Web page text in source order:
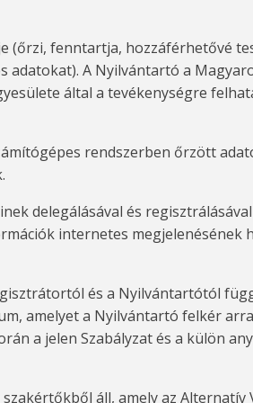
(őrzi, fenntartja, hozzáférhetővé
adatokat). A Nyilvántartó a
által a tevékenységre
rendszerben őrzött
delegálásával és
internetes megjelenésének
és a Nyilvántartótól
amelyet a Nyilvántartó felkér
a jelen Szabályzat és a külön
áll, amely az Alternatív